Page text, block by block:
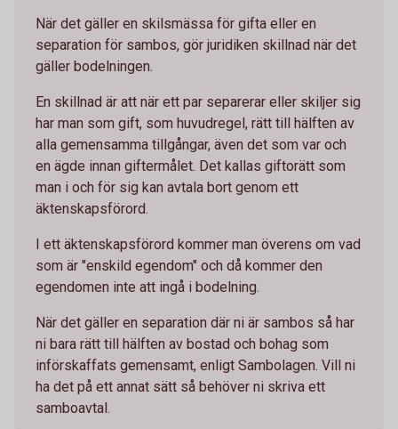
När det gäller en skilsmässa för gifta eller en
separation för sambos, gör juridiken skillnad när det
gäller bodelningen.
En skillnad är att när ett par separerar eller skiljer sig
har man som gift, som huvudregel, rätt till hälften av
alla gemensamma tillgångar, även det som var och
en ägde innan giftermålet. Det kallas giftorätt som
man i och för sig kan avtala bort genom ett
äktenskapsförord.
I ett äktenskapsförord kommer man överens om vad
som är "enskild egendom" och då kommer den
egendomen inte att ingå i bodelning.
När det gäller en separation där ni är sambos så har
ni bara rätt till hälften av bostad och bohag som
införskaffats gemensamt, enligt Sambolagen. Vill ni
ha det på ett annat sätt så behöver ni skriva ett
samboavtal.